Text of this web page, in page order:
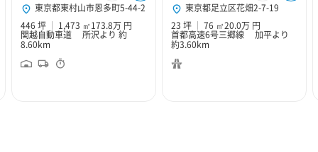
東京都東村山市恩多町5-44-2
446 坪
1,473 ㎡173.8万 円
関越自動車道 所沢より 約
8.60km
東京都足立区花畑2-7-19
23 坪
76 ㎡20.0万 円
首都高速6号三郷線 加平より
約3.60km